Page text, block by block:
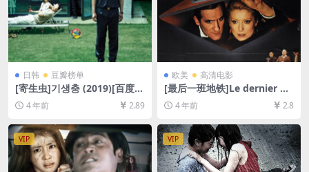
日韩 豆瓣榜单
[寄生虫]기생충 (2019)[百度网
盘+夸克网盘+迅雷云盘资源10
80P超清未删减][MP4/8.5GB]
[韩语中字]
4 年前 2.89
欧美 高清电影
[最后一班地铁]Le dernier m
étro (1980)[百度网盘+迅雷云
盘资源1080P超清未删减][MP
4/8.6GB][中文字幕]
4 年前 2.8
VIP VIP